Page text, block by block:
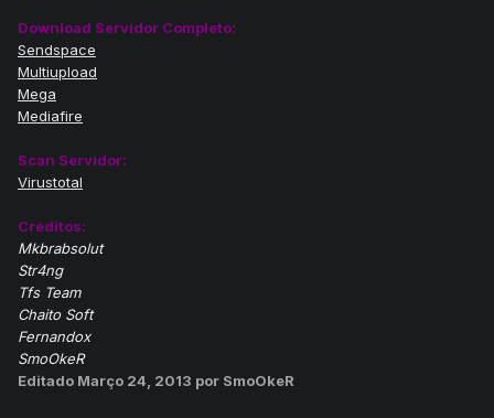
Download Servidor Completo:
Sendspace
Multiupload
Mega
Mediafire
Scan Servidor:
Virustotal
Créditos:
Mkbrabsolut
Str4ng
Tfs Team
Chaito Soft
Fernandox
SmoOkeR
Editado Março 24, 2013 por SmoOkeR